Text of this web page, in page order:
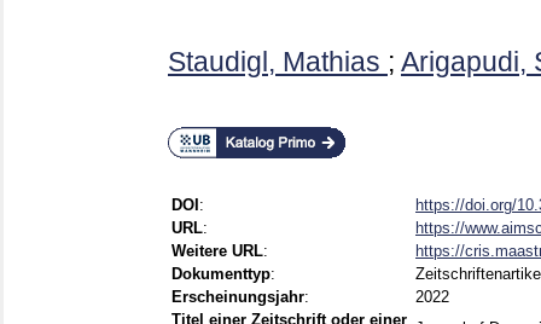
Staudigl, Mathias ; Arigapudi,
DOI :
https://doi.org/
URL:
https://
Weitere URL:
https://
Dokumenttyp:
Erscheinungsjahr:
2022
Titel einer Zeitschrift oder einer